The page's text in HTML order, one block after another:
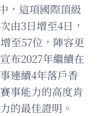
，這項國際頂級
由3日增至4日，
至57位，陣容更
布2027年繼續在
連續4年落戶香
事能力的高度肯
的最佳證明。